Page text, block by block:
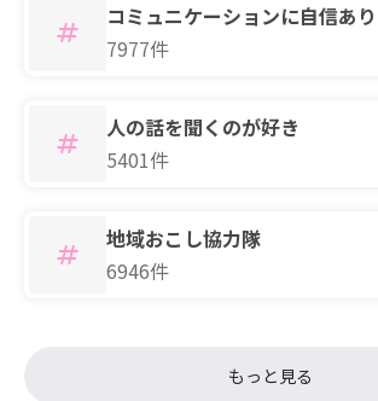
コミュニケーションに自信あり
7977件
人の話を聞くのが好き
5401件
地域おこし協力隊
6946件
もっと見る